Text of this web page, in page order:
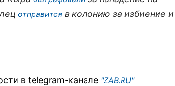
отправится в колонию за избиение и
в telegram-канале "ZAB.RU"